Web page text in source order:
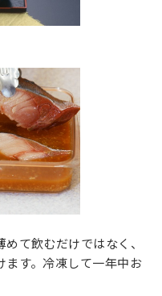
めて飲むだけではなく、
ます。冷凍して一年中お